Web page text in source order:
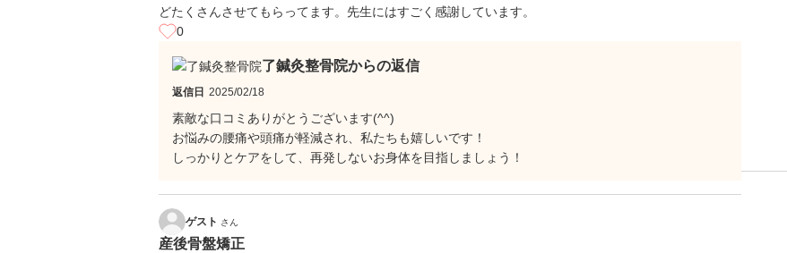
どたくさんさせてもらってます。先生にはすごく感謝しています。
0
了鍼灸整骨院からの返信
返信日 2025/02/18
素敵な口コミありがとうございます(^^)
お悩みの腰痛や頭痛が軽減され、私たちも嬉しいです！
しっかりとケアをして、再発しないお身体を目指しましょう！
ゲスト さん
産後骨盤矯正